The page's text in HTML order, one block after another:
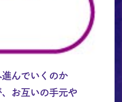
んでいくのか
お互いの手元や